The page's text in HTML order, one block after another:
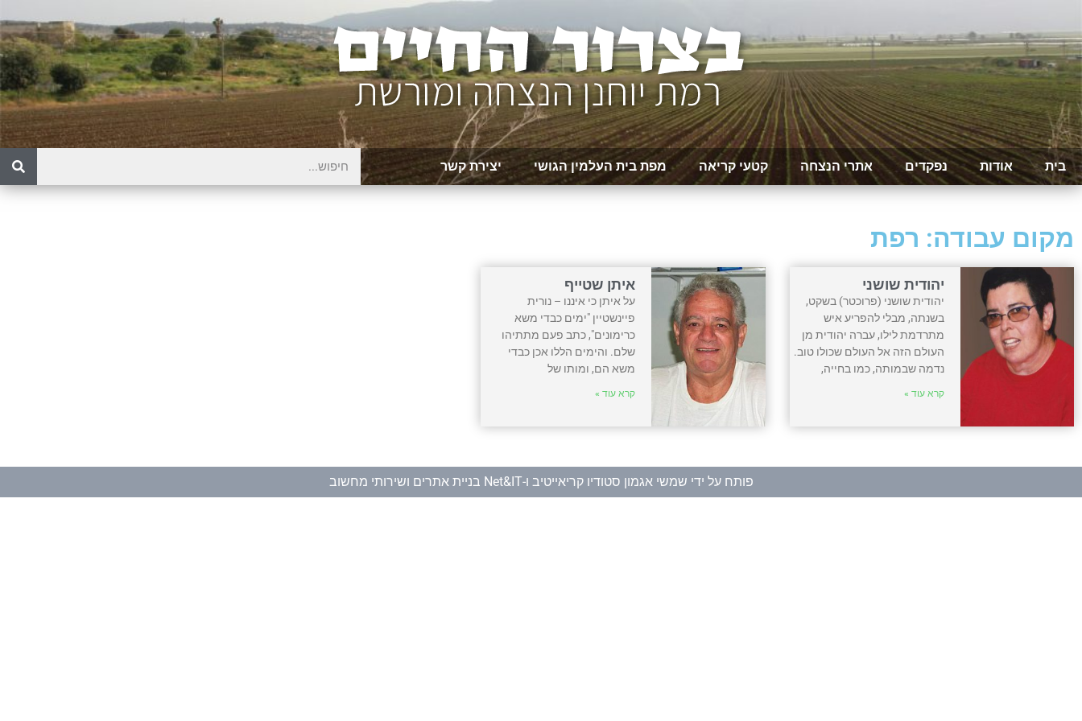
בית אודות נפקדים אתרי הנצחה קטעי קריאה מפת בית העלמין הגושי יצירת קשר
מקום עבודה: רפת
יהודית שושני
יהודית שושני (פרוכטר) בשקט,
בשנתה, מבלי להפריע איש
מתרדמת לילו, עברה יהודית מן
העולם הזה אל העולם שכולו טוב.
נדמה שבמותה, כמו בחייה,
קרא עוד »
איתן שטייף
על איתן כי איננו – נורית
פיינשטיין "ימים כבדי משא
כרימונים", כתב פעם מתתיהו
שלם. והימים הללו אכן כבדי
משא הם, ומותו של
קרא עוד »
פותח על ידי שמשי אגמון סטודיו קריאייטיב ו-Net&IT בניית אתרים ושירותי מחשוב